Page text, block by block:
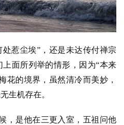
惹尘埃”，还是未达传付禅宗
面所列举的情形，因为“本来
花的境界，虽然清冷而美妙，
生机存在。
，是他在三更入室，五祖问他